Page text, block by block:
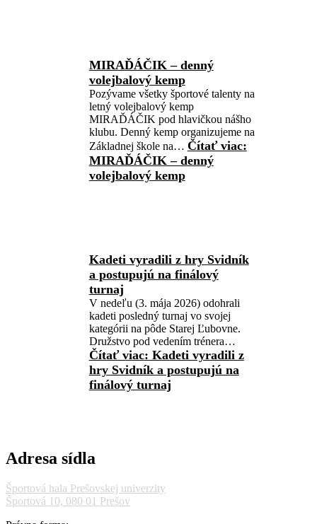
MIRAĎÁČIK – denný
volejbalový kemp
Pozývame všetky športové talenty na
letný volejbalový kemp
MIRAĎÁČIK pod hlavičkou nášho
klubu. Denný kemp organizujeme na
Základnej škole na… Čítať viac:
MIRAĎÁČIK – denný
volejbalový kemp
Kadeti vyradili z hry Svidník
a postupujú na finálový
turnaj
V nedeľu (3. mája 2026) odohrali
kadeti posledný turnaj vo svojej
kategórii na pôde Starej Ľubovne.
Družstvo pod vedením trénera…
Čítať viac: Kadeti vyradili z
hry Svidník a postupujú na
finálový turnaj
Adresa sídla
Športová hala Prešovskej univerzity
Športová 10, 080 01 Prešov